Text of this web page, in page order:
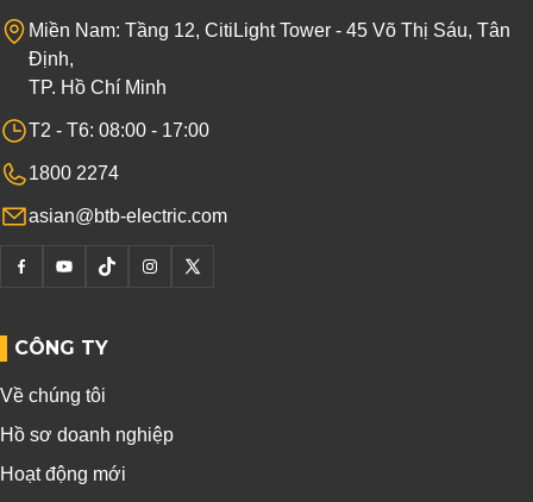
Miền Nam: Tầng 12, CitiLight Tower - 45 Võ Thị Sáu, Tân
Định,
TP. Hồ Chí Minh
T2 - T6: 08:00 - 17:00
1800 2274
asian@btb-electric.com
CÔNG TY
Về chúng tôi
Hồ sơ doanh nghiệp
Hoạt động mới